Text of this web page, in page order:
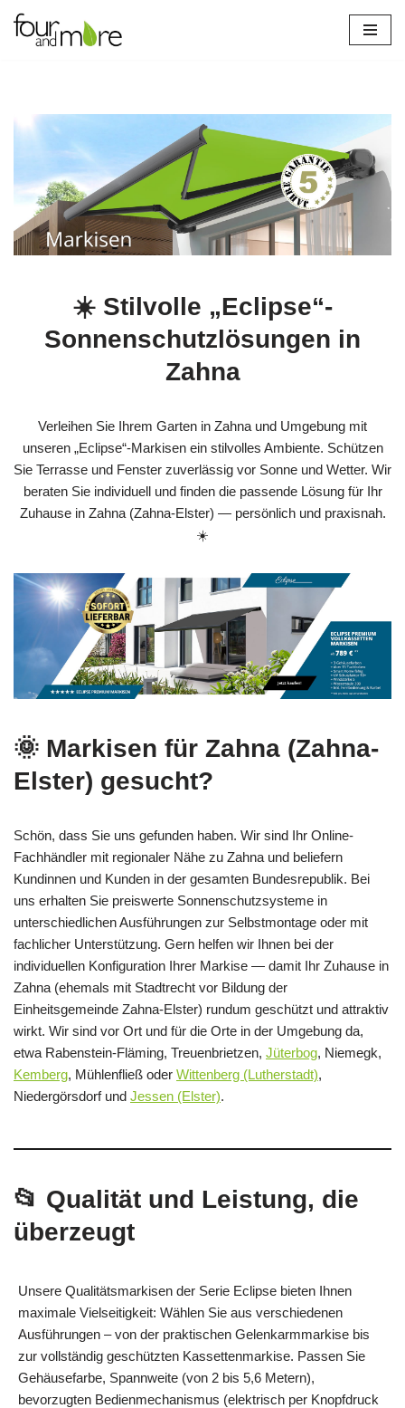
Zum
☀️ Stilvolle „Eclipse“-
Sonnenschutzlösungen in
Zahna
Verleihen Sie Ihrem Garten in Zahna und Umgebung mit
unseren „Eclipse“-Markisen ein stilvolles Ambiente. Schützen
Sie Terrasse und Fenster zuverlässig vor Sonne und Wetter. Wir
beraten Sie individuell und finden die passende Lösung für Ihr
Zuhause in Zahna (Zahna-Elster) — persönlich und praxisnah.
☀️
🌞 Markisen für Zahna (Zahna-
Elster) gesucht?
Schön, dass Sie uns gefunden haben. Wir sind Ihr Online-
Fachhändler mit regionaler Nähe zu Zahna und beliefern
Kundinnen und Kunden in der gesamten Bundesrepublik. Bei
uns erhalten Sie preiswerte Sonnenschutzsysteme in
unterschiedlichen Ausführungen zur Selbstmontage oder mit
fachlicher Unterstützung. Gern helfen wir Ihnen bei der
individuellen Konfiguration Ihrer Markise — damit Ihr Zuhause in
Zahna (ehemals mit Stadtrecht vor Bildung der
Einheitsgemeinde Zahna-Elster) rundum geschützt und attraktiv
wirkt. Wir sind vor Ort und für die Orte in der Umgebung da,
etwa Rabenstein-Fläming, Treuenbrietzen, Jüterbog, Niemegk,
Kemberg, Mühlenfließ oder Wittenberg (Lutherstadt),
Niedergörsdorf und Jessen (Elster).
📂 Qualität und Leistung, die
überzeugt
Unsere Qualitätsmarkisen der Serie Eclipse bieten Ihnen
maximale Vielseitigkeit: Wählen Sie aus verschiedenen
Ausführungen – von der praktischen Gelenkarmmarkise bis
zur vollständig geschützten Kassettenmarkise. Passen Sie
Gehäusefarbe, Spannweite (von 2 bis 5,6 Metern),
bevorzugten Bedienmechanismus (elektrisch per Knopfdruck